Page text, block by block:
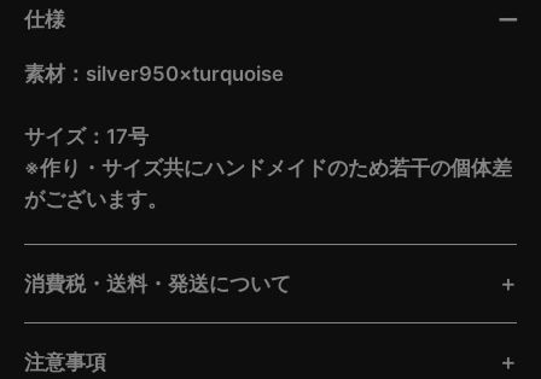
仕様
素材：silver950×turquoise
サイズ：17号
※作り・サイズ共にハンドメイドのため若干の個体差
がございます。
消費税・送料・発送について
注意事項